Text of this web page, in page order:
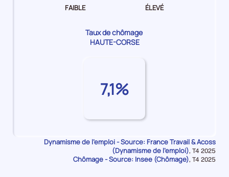
FAIBLE ÉLEVÉ
Taux de chômage
HAUTE-CORSE
7,1%
Dynamisme de l'emploi - Source: France Travail & Acoss
(Dynamisme de l'emploi), Données
pour
T4 2025
Chômage - Source: Insee (Chômage), Données
T4 2025